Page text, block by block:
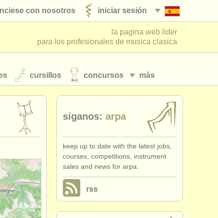
iniciar sesión
con nosotros
la pagina web lider
para los profesionales de musica clasica
más
cursillos concursos
síganos: arpa
keep up to date with the latest jobs,
courses, competitions, instrument
sales and news for arpa.
rss